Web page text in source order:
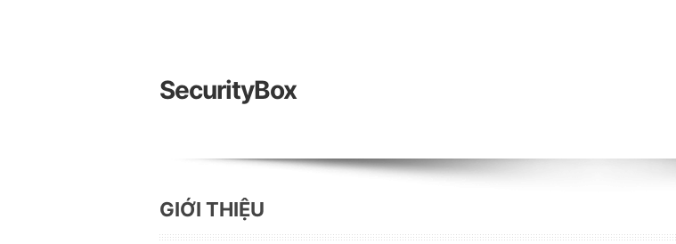
SecurityBox
GIỚI THIỆU